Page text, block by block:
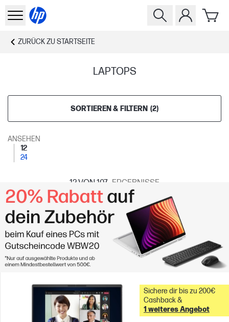
ZURÜCK ZU STARTSEITE
LAPTOPS
SORTIEREN & FILTERN (2)
ANSEHEN
12
24
12VON 107 ERGEBNISSE
Sichere dir bis zu 200€
Cashback &
1 weiteres Angebot